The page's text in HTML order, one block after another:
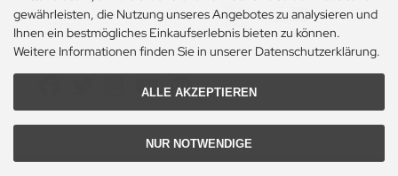
Social Media
gewährleisten, die Nutzung unseres Angebotes zu analysieren und
Ihnen ein bestmögliches Einkaufserlebnis bieten zu können.
Weitere Informationen finden Sie in unserer Datenschutzerklärung.
ALLE AKZEPTIEREN
NUR NOTWENDIGE